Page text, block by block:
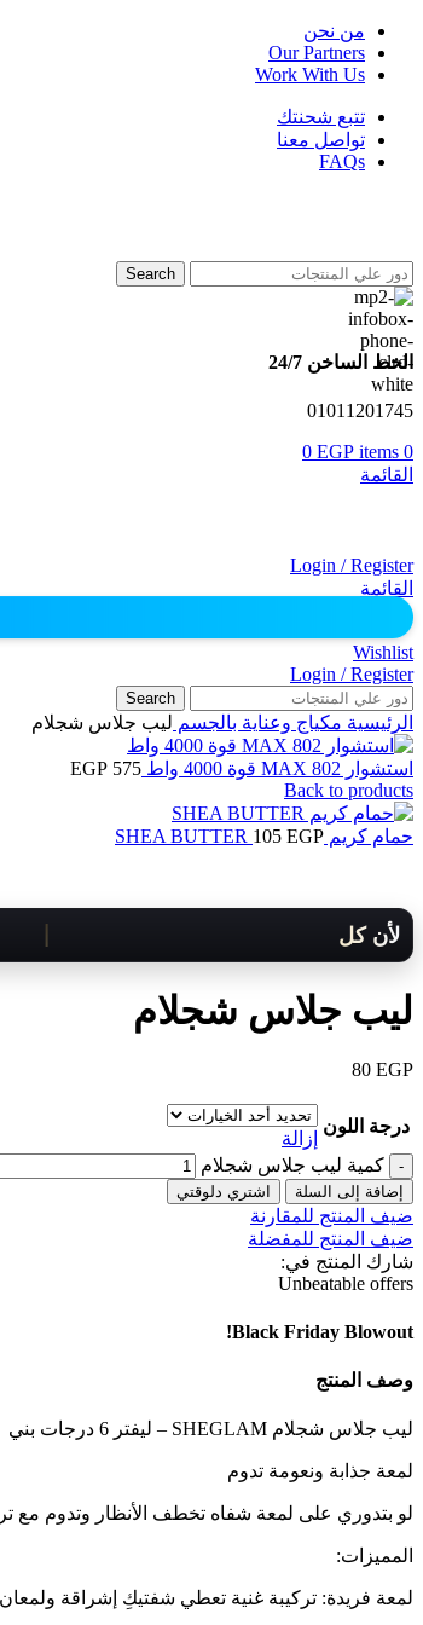
من نحن
Our Partners
Work With Us
تتبع شحنتك
تواصل معنا
FAQs
Search
الخط الساخن 24/7
01011201745
0
items
0 EGP
القائمة
Login / Register
القائمة
Wishlist
Login / Register
Search
الرئيسية مكياج وعناية بالجسم ليب جلاس شجلام
استشوار MAX 802 قوة 4000 واط 575
EGP
Back to products
حمام كريم SHEA BUTTER 105 EGP
لأن كل لحظة مهمة .. هنوصلك بسرعة!
ليب جلاس شجلام
80 EGP
درجة اللون
إزالة
كمية ليب جلاس شجلام
إضافة إلى السلة اشتري دلوقتي
ضيف المنتج للمقارنة
ضيف المنتج للمفضلة
شارك المنتج في:
Unbeatable offers
Black Friday Blowout!
وصف المنتج
ليب جلاس شجلام SHEGLAM – ليفتر 6 درجات بني
لمعة جذابة ونعومة تدوم
لو بتدوري على لمعة شفاه تخطف الأنظار وتدوم مع
المميزات:
لمعة فريدة: تركيبة غنية تعطي شفتيكِ إشراقة